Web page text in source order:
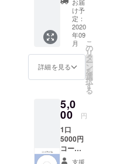
メール
にて添
付）
け予
定：
2020
年09
月
詳細を見る
こ
の
リ
タ
ー
ン
を
選
択
す
る
5,0
00 円
1口
5000円
コース
・歴代
支援